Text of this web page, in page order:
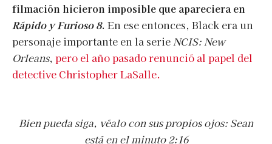
filmación hicieron imposible que apareciera en
Rápido y Furioso 8. En ese entonces, Black era un
personaje importante en la serieNCIS: New
Orleans, pero el año pasado renunció al papel del
detective Christopher LaSalle.
Bien pueda siga, véalo con sus propios ojos: Sean
está en el minuto 2:16